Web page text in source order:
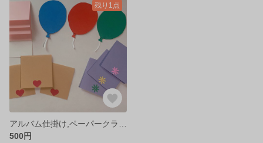
残り1点
500円